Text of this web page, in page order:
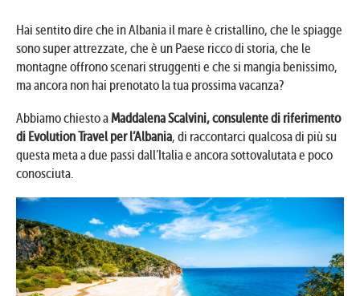
Hai sentito dire che in Albania il mare è cristallino, che le spiagge
sono super attrezzate, che è un Paese ricco di storia, che le
montagne offrono scenari struggenti e che si mangia benissimo,
ma ancora non hai prenotato la tua prossima vacanza?
Abbiamo chiesto aMaddalena Scalvini, consulente di riferimento
di Evolution Travel per l’Albania, di raccontarci qualcosa di più su
questa meta a due passi dall’Italia e ancora sottovalutata e poco
conosciuta.